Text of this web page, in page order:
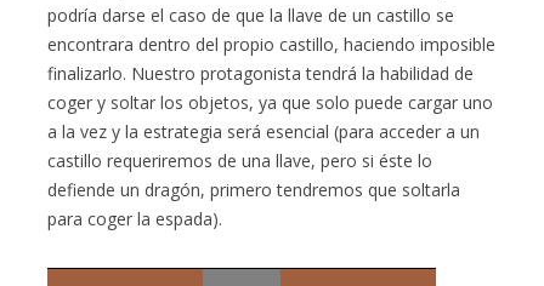
podría darse el caso de que la llave de un castillo se
encontrara dentro del propio castillo, haciendo imposible
finalizarlo. Nuestro protagonista tendrá la habilidad de
coger y soltar los objetos, ya que solo puede cargar uno
a la vez y la estrategia será esencial (para acceder a un
castillo requeriremos de una llave, pero si éste lo
defiende un dragón, primero tendremos que soltarla
para coger la espada).